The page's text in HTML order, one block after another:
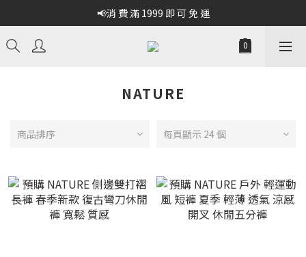
📢消 費 滿 1999 即 可 免 運
NATURE
商品排序 每頁顯示 24 個